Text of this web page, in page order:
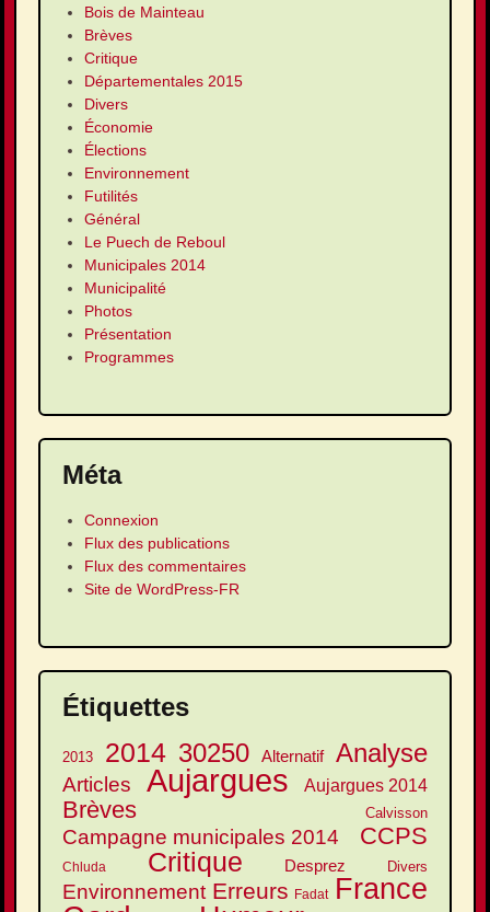
Bois de Mainteau
Brèves
Critique
Départementales 2015
Divers
Économie
Élections
Environnement
Futilités
Général
Le Puech de Reboul
Municipales 2014
Municipalité
Photos
Présentation
Programmes
Méta
Connexion
Flux des publications
Flux des commentaires
Site de WordPress-FR
Étiquettes
2013 2014 30250 Alternatif Analyse
Articles Aujargues Aujargues 2014
Brèves Calvisson
Campagne municipales 2014 CCPS
Chluda Critique Desprez Divers
Environnement Erreurs Fadat France